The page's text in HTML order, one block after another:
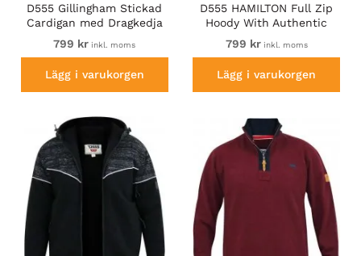
D555 Gillingham Stickad
Cardigan med Dragkedja
och Foder Marinblå
799 kr inkl. moms
Lägg i varukorgen
D555 HAMILTON Full Zip
Hoody With Authentic
1996 Chest Print Denim
799 krinkl. moms
Lägg i varukorgen